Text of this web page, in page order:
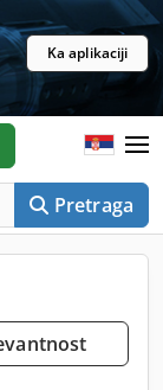
Ka aplikaciji
Pretraga